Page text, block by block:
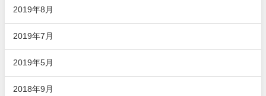
2019年8月
2019年7月
2019年5月
2018年9月